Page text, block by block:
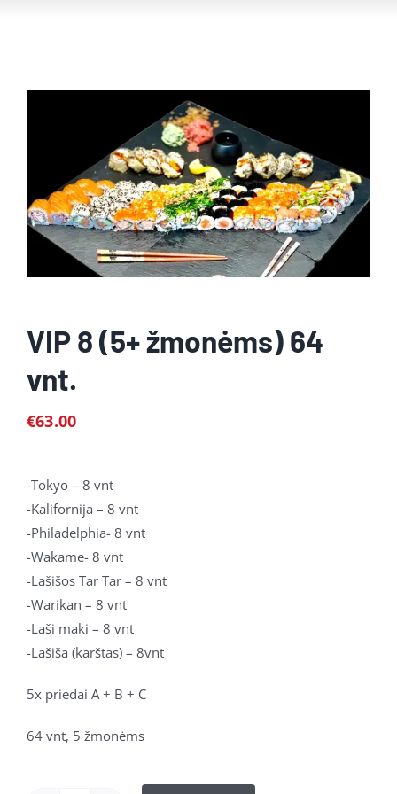
VIP 8 (5+ žmonėms) 64
vnt.
€63.00
-Tokyo – 8 vnt
-Kalifornija – 8 vnt
-Philadelphia- 8 vnt
-Wakame- 8 vnt
-Lašišos Tar Tar – 8 vnt
-Warikan – 8 vnt
-Laši maki – 8 vnt
-Lašiša (karštas) – 8vnt
5x priedai A + B + C
64 vnt, 5 žmonėms